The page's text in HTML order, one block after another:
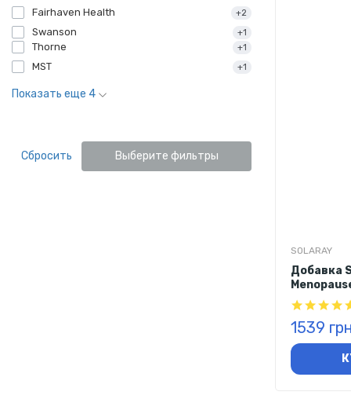
Fairhaven Health +2
MST +1
Thorne +1
Swanson +1
Показать еще 4
Сбросить Выберите фильтры
SOLARAY
Добавка
1539